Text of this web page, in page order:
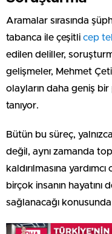
Aramalar sırasında
tabanca ile çeşitli cep
edilen deliller,
gelişmeler, Mehmet
olayların daha geniş
tanıyor.
Bütün bu süreç,
değil, aynı zamanda
kaldırılmasına
birçok insanın hayatını
sağlanacağı